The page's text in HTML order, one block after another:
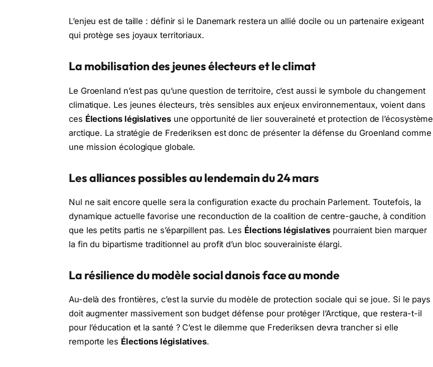
L’enjeu est de taille : définir si le Danemark restera un allié docile ou un partenaire exigeant
qui protège ses joyaux territoriaux.
La mobilisation des jeunes électeurs et le climat
Le Groenland n’est pas qu’une question de territoire, c’est aussi le symbole du changement
climatique. Les jeunes électeurs, très sensibles aux enjeux environnementaux, voient dans
ces Élections législativesune opportunité de lier souveraineté et protection de l’écosystème
arctique. La stratégie de Frederiksen est donc de présenter la défense du Groenland comme
une mission écologique globale.
Les alliances possibles au lendemain du 24 mars
Nul ne sait encore quelle sera la configuration exacte du prochain Parlement. Toutefois, la
dynamique actuelle favorise une reconduction de la coalition de centre-gauche, à condition
que les petits partis ne s’éparpillent pas. Les Élections législatives pourraient bien marquer
la fin du bipartisme traditionnel au profit d’un bloc souverainiste élargi.
La résilience du modèle social danois face au monde
Au-delà des frontières, c’est la survie du modèle de protection sociale qui se joue. Si le pays
doit augmenter massivement son budget défense pour protéger l’Arctique, que restera-t-il
pour l’éducation et la santé ? C’est le dilemme que Frederiksen devra trancher si elle
remporte les Élections législatives.